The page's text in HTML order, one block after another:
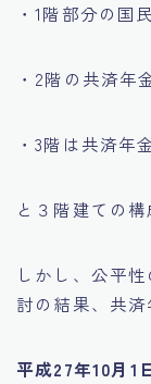
・1階部分の国
・2階の共済年
・3階は共済年
と３階建ての構
しかし、公平
討の結果、共済
平成27年10月1